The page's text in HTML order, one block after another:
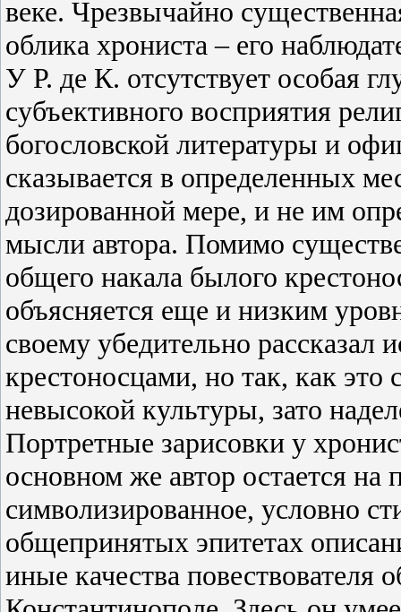
веке. Чрезвычайно
облика хрониста – его
У Р. де К. отсутствует особая
субъективного восприятия
богословской литературы и
сказывается в определенных
дозированной мере, и не им
мысли автора. Помимо
общего накала былого
объясняется еще и низким
своему убедительно рассказал
крестоносцами, но так, как это
невысокой культуры, зато
Портретные зарисовки у
основном же автор остается
символизированное, условно
общепринятых эпитетах
иные качества повествователя